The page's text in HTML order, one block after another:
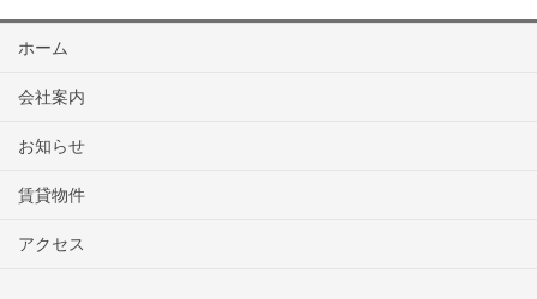
ホーム
会社案内
お知らせ
賃貸物件
アクセス